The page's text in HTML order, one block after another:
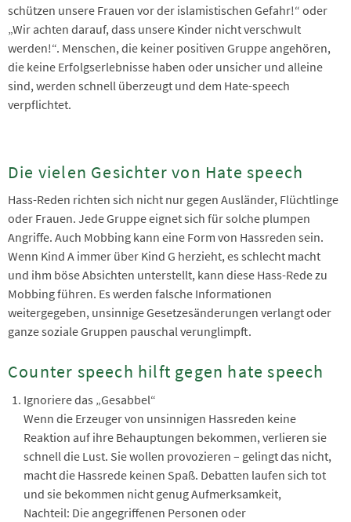
schützen unsere Frauen vor der islamistischen Gefahr!“ oder
„Wir achten darauf, dass unsere Kinder nicht verschwult
werden!“. Menschen, die keiner positiven Gruppe angehören,
die keine Erfolgserlebnisse haben oder unsicher und alleine
sind, werden schnell überzeugt und dem Hate-speech
verpflichtet.
Die vielen Gesichter von Hate speech
Hass-Reden richten sich nicht nur gegen Ausländer, Flüchtlinge
oder Frauen. Jede Gruppe eignet sich für solche plumpen
Angriffe. Auch Mobbing kann eine Form von Hassreden sein.
Wenn Kind A immer über Kind G herzieht, es schlecht macht
und ihm böse Absichten unterstellt, kann diese Hass-Rede zu
Mobbing führen. Es werden falsche Informationen
weitergegeben, unsinnige Gesetzesänderungen verlangt oder
ganze soziale Gruppen pauschal verunglimpft.
Counter speech hilft gegen hate speech
Ignoriere das „Gesabbel“
Wenn die Erzeuger von unsinnigen Hassreden keine
Reaktion auf ihre Behauptungen bekommen, verlieren sie
schnell die Lust. Sie wollen provozieren – gelingt das nicht,
macht die Hassrede keinen Spaß. Debatten laufen sich tot
und sie bekommen nicht genug Aufmerksamkeit,
Nachteil: Die angegriffenen Personen oder